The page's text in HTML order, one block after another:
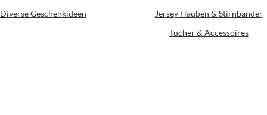
Diverse Geschenkideen
Jersey Hauben & Stirnbänder
Tücher & Accessoires